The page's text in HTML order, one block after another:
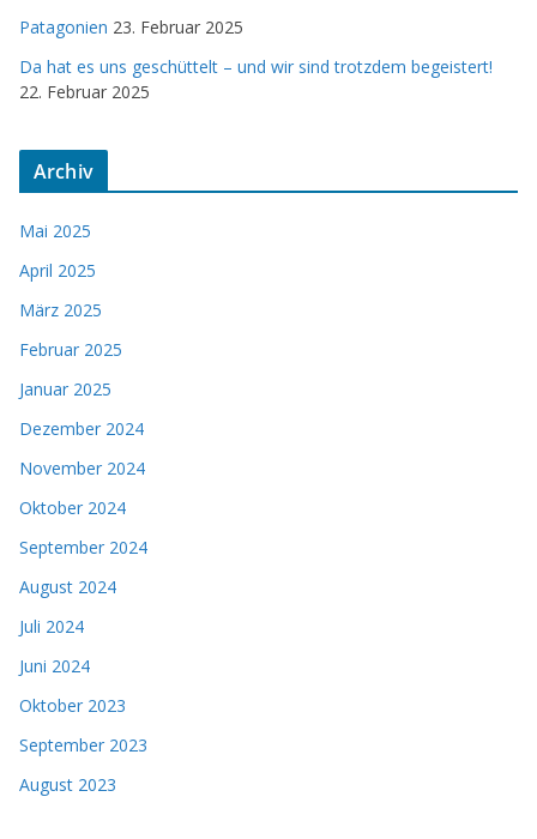
Patagonien 23. Februar 2025
Da hat es uns geschüttelt – und wir sind trotzdem begeistert!
22. Februar 2025
Archiv
Mai 2025
April 2025
März 2025
Februar 2025
Januar 2025
Dezember 2024
November 2024
Oktober 2024
September 2024
August 2024
Juli 2024
Juni 2024
Oktober 2023
September 2023
August 2023